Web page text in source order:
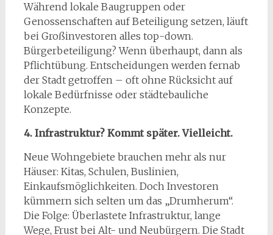
Während lokale Baugruppen oder
Genossenschaften auf Beteiligung setzen, läuft
bei Großinvestoren alles top-down.
Bürgerbeteiligung? Wenn überhaupt, dann als
Pflichtübung. Entscheidungen werden fernab
der Stadt getroffen – oft ohne Rücksicht auf
lokale Bedürfnisse oder städtebauliche
Konzepte.
4. Infrastruktur? Kommt später. Vielleicht.
Neue Wohngebiete brauchen mehr als nur
Häuser: Kitas, Schulen, Buslinien,
Einkaufsmöglichkeiten. Doch Investoren
kümmern sich selten um das „Drumherum“.
Die Folge: Überlastete Infrastruktur, lange
Wege, Frust bei Alt- und Neubürgern. Die Stadt